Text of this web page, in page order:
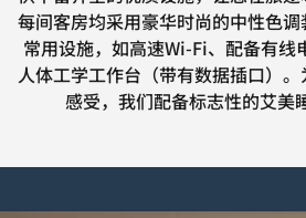
每间客房均采用豪华时尚的中性色
常用设施，如高速Wi-Fi、配备有线
人体工学工作台（带有数据插口）
感受，我们配备标志性的艾美